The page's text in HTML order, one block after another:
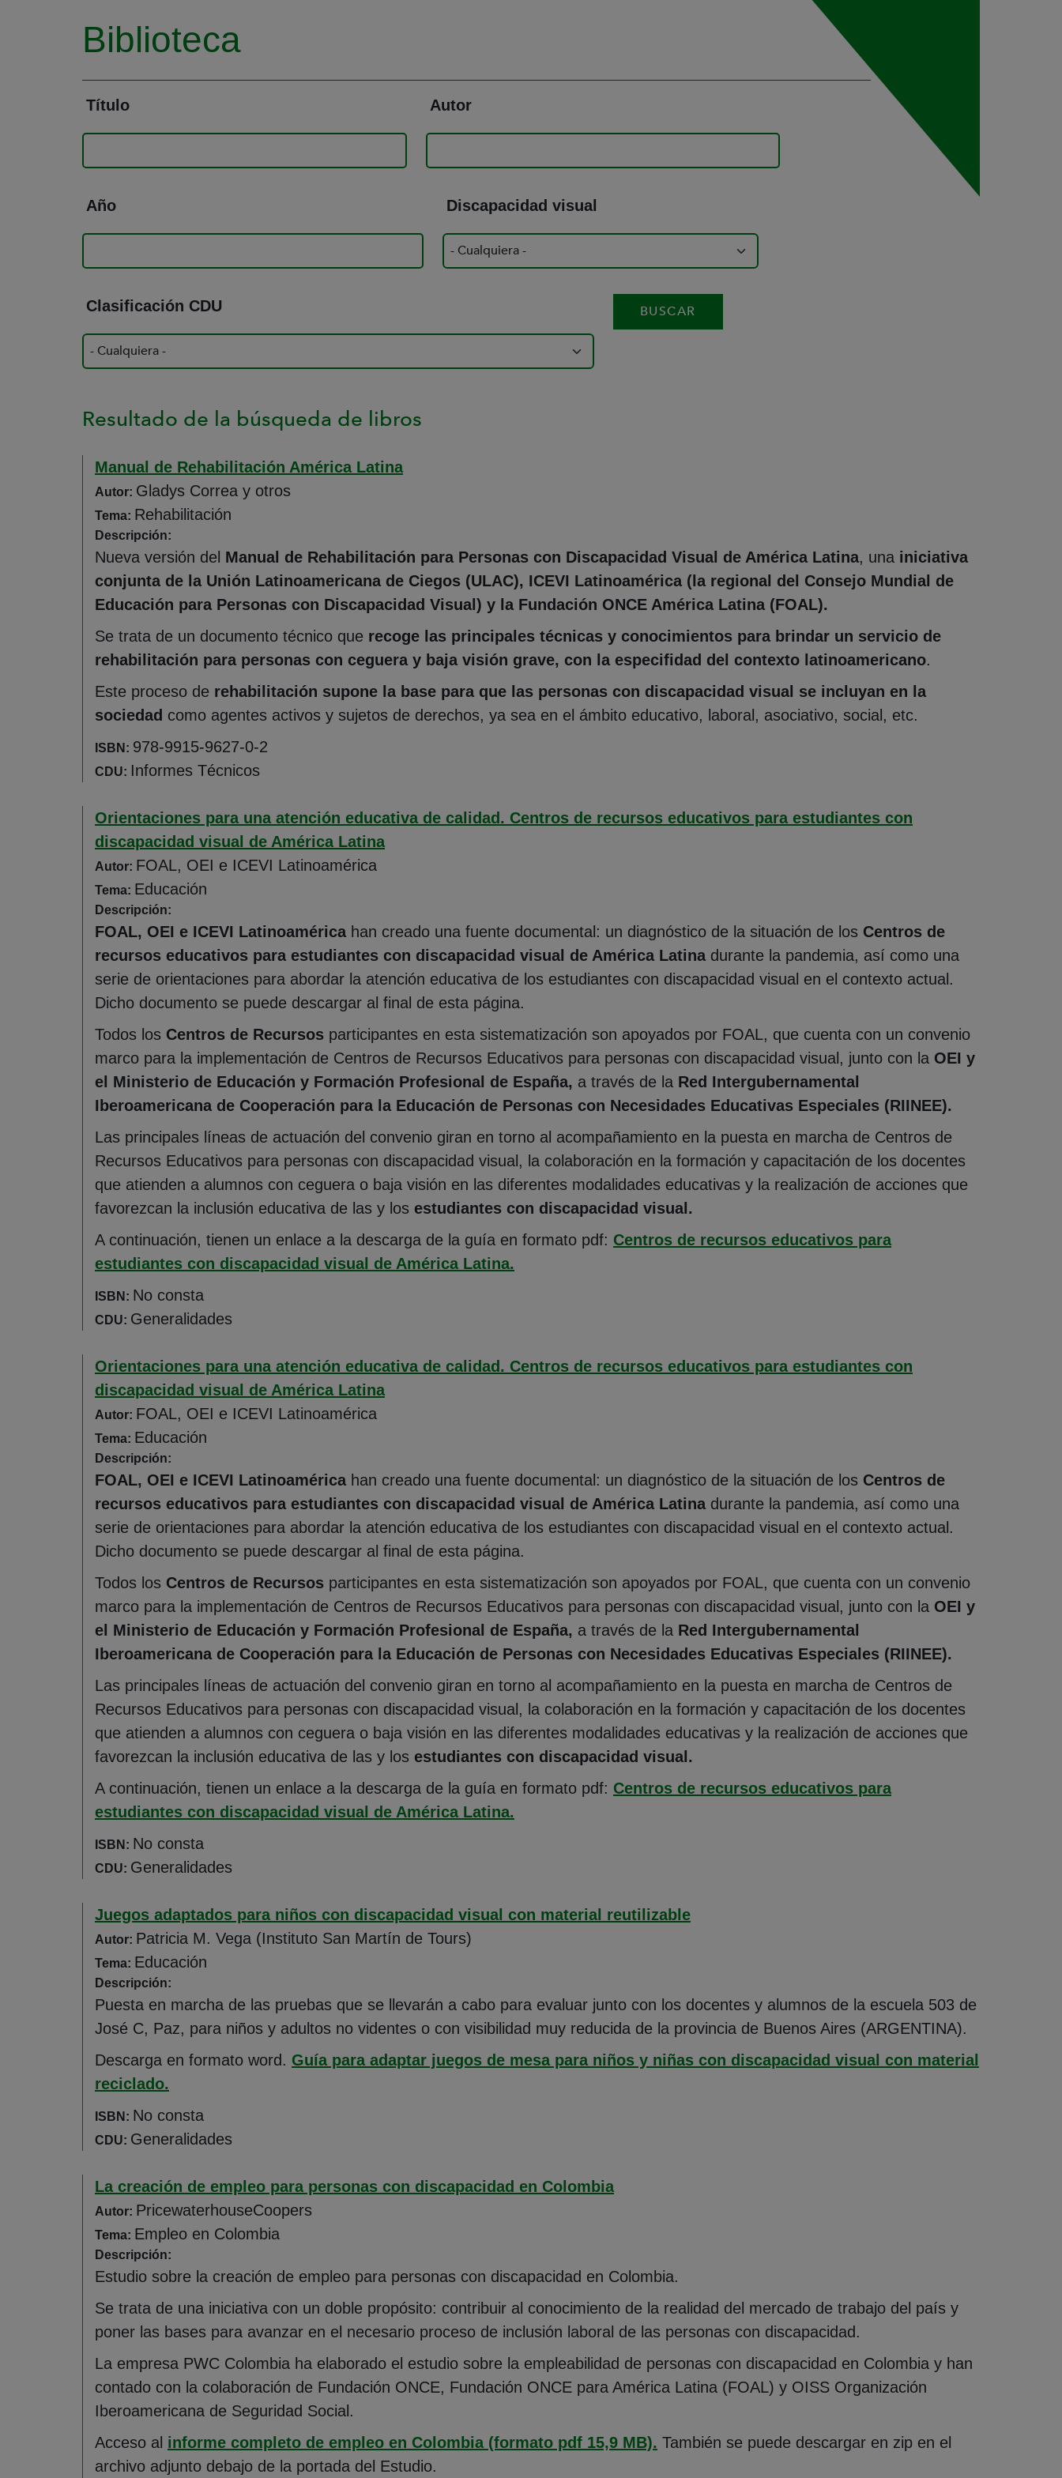
Biblioteca
Título Autor
Año Discapacidad visual
Clasificación CDU
Resultado de la búsqueda de libros
Manual de Rehabilitación América Latina
Autor: Gladys Correa y otros
Tema: Rehabilitación
Descripción:
Nueva versión del Manual de Rehabilitación para Personas con Discapacidad Visual de América Latina, una iniciativa
conjunta de la Unión Latinoamericana de Ciegos (ULAC), ICEVI Latinoamérica (la regional del Consejo Mundial de
Educación para Personas con Discapacidad Visual) y la Fundación ONCE América Latina (FOAL).
Se trata de un documento técnico que recoge las principales técnicas y conocimientos para brindar un servicio de
rehabilitación para personas con ceguera y baja visión grave, con la especifidad del contexto latinoamericano.
Este proceso de rehabilitación supone la base para que las personas con discapacidad visual se incluyan en la
sociedad como agentes activos y sujetos de derechos, ya sea en el ámbito educativo, laboral, asociativo, social, etc.
ISBN: 978-9915-9627-0-2
CDU: Informes Técnicos
Orientaciones para una atención educativa de calidad. Centros de recursos educativos para estudiantes con
discapacidad visual de América Latina
Autor: FOAL, OEI e ICEVI Latinoamérica
Tema: Educación
Descripción:
FOAL, OEI e ICEVI Latinoamérica han creado una fuente documental: un diagnóstico de la situación de los Centros de
recursos educativos para estudiantes con discapacidad visual de América Latina durante la pandemia, así como una
serie de orientaciones para abordar la atención educativa de los estudiantes con discapacidad visual en el contexto actual.
Dicho documento se puede descargar al final de esta página.
Todos los Centros de Recursos participantes en esta sistematización son apoyados por FOAL, que cuenta con un convenio
marco para la implementación de Centros de Recursos Educativos para personas con discapacidad visual, junto con la OEI y
el Ministerio de Educación y Formación Profesional de España, a través de la Red Intergubernamental
Iberoamericana de Cooperación para la Educación de Personas con Necesidades Educativas Especiales (RIINEE).
Las principales líneas de actuación del convenio giran en torno al acompañamiento en la puesta en marcha de Centros de
Recursos Educativos para personas con discapacidad visual, la colaboración en la formación y capacitación de los docentes
que atienden a alumnos con ceguera o baja visión en las diferentes modalidades educativas y la realización de acciones que
favorezcan la inclusión educativa de las y los estudiantes con discapacidad visual.
A continuación, tienen un enlace a la descarga de la guía en formato pdf: Centros de recursos educativos para
estudiantes con discapacidad visual de América Latina.
ISBN: No consta
CDU: Generalidades
Orientaciones para una atención educativa de calidad. Centros de recursos educativos para estudiantes con
discapacidad visual de América Latina
Autor: FOAL, OEI e ICEVI Latinoamérica
Tema: Educación
Descripción:
FOAL, OEI e ICEVI Latinoamérica han creado una fuente documental: un diagnóstico de la situación de los Centros de
recursos educativos para estudiantes con discapacidad visual de América Latina durante la pandemia, así como una
serie de orientaciones para abordar la atención educativa de los estudiantes con discapacidad visual en el contexto actual.
Dicho documento se puede descargar al final de esta página.
Todos los Centros de Recursos participantes en esta sistematización son apoyados por FOAL, que cuenta con un convenio
marco para la implementación de Centros de Recursos Educativos para personas con discapacidad visual, junto con la OEI y
el Ministerio de Educación y Formación Profesional de España, a través de la Red Intergubernamental
Iberoamericana de Cooperación para la Educación de Personas con Necesidades Educativas Especiales (RIINEE).
Las principales líneas de actuación del convenio giran en torno al acompañamiento en la puesta en marcha de Centros de
Recursos Educativos para personas con discapacidad visual, la colaboración en la formación y capacitación de los docentes
que atienden a alumnos con ceguera o baja visión en las diferentes modalidades educativas y la realización de acciones que
favorezcan la inclusión educativa de las y los estudiantes con discapacidad visual.
A continuación, tienen un enlace a la descarga de la guía en formato pdf: Centros de recursos educativos para
estudiantes con discapacidad visual de América Latina.
ISBN: No consta
CDU: Generalidades
Juegos adaptados para niños con discapacidad visual con material reutilizable
Autor: Patricia M. Vega (Instituto San Martín de Tours)
Tema: Educación
Descripción:
Puesta en marcha de las pruebas que se llevarán a cabo para evaluar junto con los docentes y alumnos de la escuela 503 de
José C, Paz, para niños y adultos no videntes o con visibilidad muy reducida de la provincia de Buenos Aires (ARGENTINA).
Descarga en formato word. Guía para adaptar juegos de mesa para niños y niñas con discapacidad visual con material
reciclado.
ISBN: No consta
CDU: Generalidades
La creación de empleo para personas con discapacidad en Colombia
Autor: PricewaterhouseCoopers
Tema: Empleo en Colombia
Descripción:
Estudio sobre la creación de empleo para personas con discapacidad en Colombia.
Se trata de una iniciativa con un doble propósito: contribuir al conocimiento de la realidad del mercado de trabajo del país y
poner las bases para avanzar en el necesario proceso de inclusión laboral de las personas con discapacidad.
La empresa PWC Colombia ha elaborado el estudio sobre la empleabilidad de personas con discapacidad en Colombia y han
contado con la colaboración de Fundación ONCE, Fundación ONCE para América Latina (FOAL) y OISS Organización
Iberoamericana de Seguridad Social.
Acceso al informe completo de empleo en Colombia (formato pdf 15,9 MB). (Abre en nueva ventana)
También se puede descargar en zip en el
archivo adjunto debajo de la portada del Estudio.